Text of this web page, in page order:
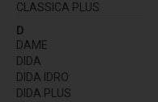
CLASSICA PLUS
D
DAME
DIDA
DIDA IDRO
DIDA PLUS